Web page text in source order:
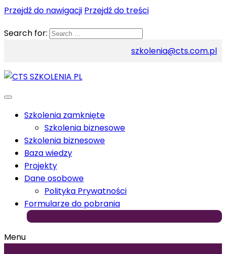
Przejdź do nawigacji Przejdź do treści
Search for:
szkolenia@cts.com.pl
Szkolenia zamknięte
Szkolenia biznesowe
Szkolenia biznesowe
Baza wiedzy
Projekty
Dane osobowe
Polityka Prywatności
Formularze do pobrania
Menu